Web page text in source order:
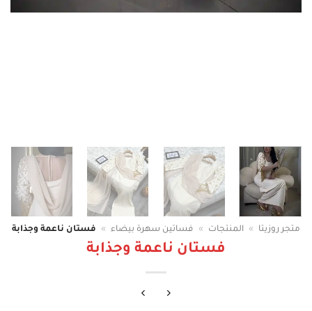
متجر روزيتا » المنتجات » فساتين سهرة بيضاء » فستان ناعمة وجذابة
فستان ناعمة وجذابة